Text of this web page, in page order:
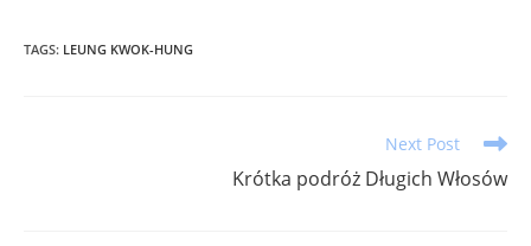
TAGS: LEUNG KWOK-HUNG
Next Post
Krótka podróż Długich Włosów